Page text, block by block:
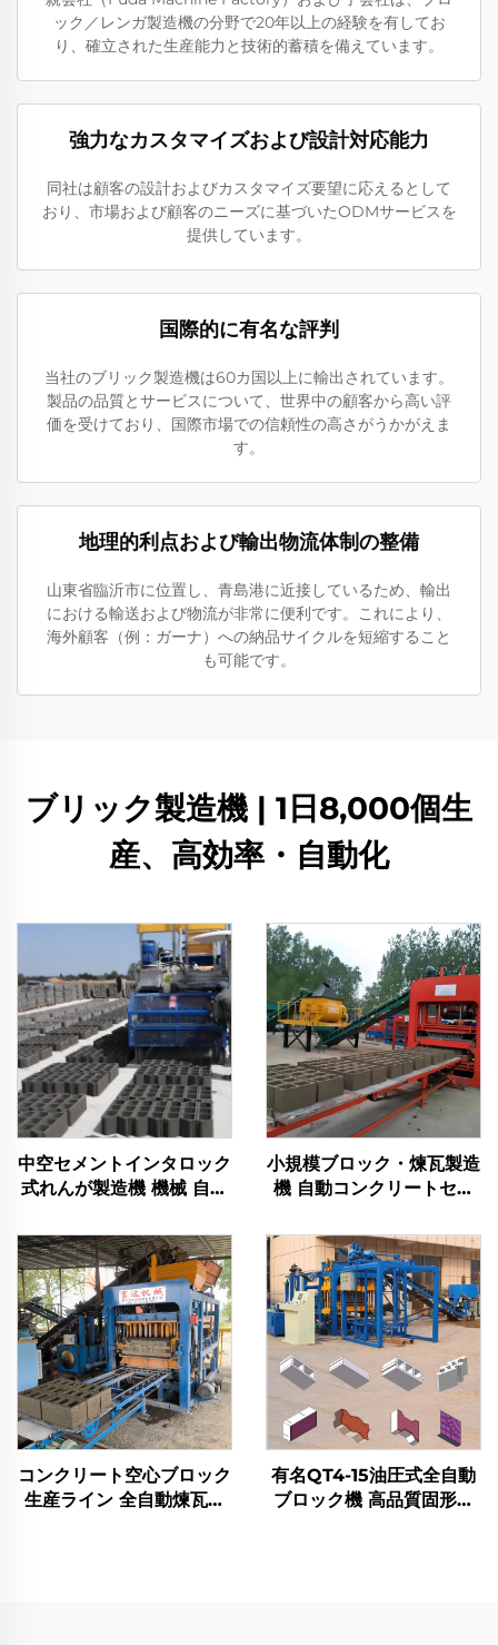
ック／レンガ製造機の分野で20年以上の経験を有してお
り、確立された生産能力と技術的蓄積を備えています。
強力なカスタマイズおよび設計対応能力
同社は顧客の設計およびカスタマイズ要望に応えるとして
おり、市場および顧客のニーズに基づいたODMサービスを
提供しています。
国際的に有名な評判
当社のブリック製造機は60カ国以上に輸出されています。
製品の品質とサービスについて、世界中の顧客から高い評
価を受けており、国際市場での信頼性の高さがうかがえま
す。
地理的利点および輸出物流体制の整備
山東省臨沂市に位置し、青島港に近接しているため、輸出
における輸送および物流が非常に便利です。これにより、
海外顧客（例：ガーナ）への納品サイクルを短縮すること
も可能です。
ブリック製造機 | 1日8,000個生
産、高効率・自動化
中空セメントインタロック
式れんが製造機 機械 自動
ク製造機
小規模ブロック・煉瓦製造
機 自動コンクリートセメ
コンクリート空心ブロック
生産ライン 全自動煉瓦製
有名QT4-15油圧式全自動
ブロック機 高品質固形煉